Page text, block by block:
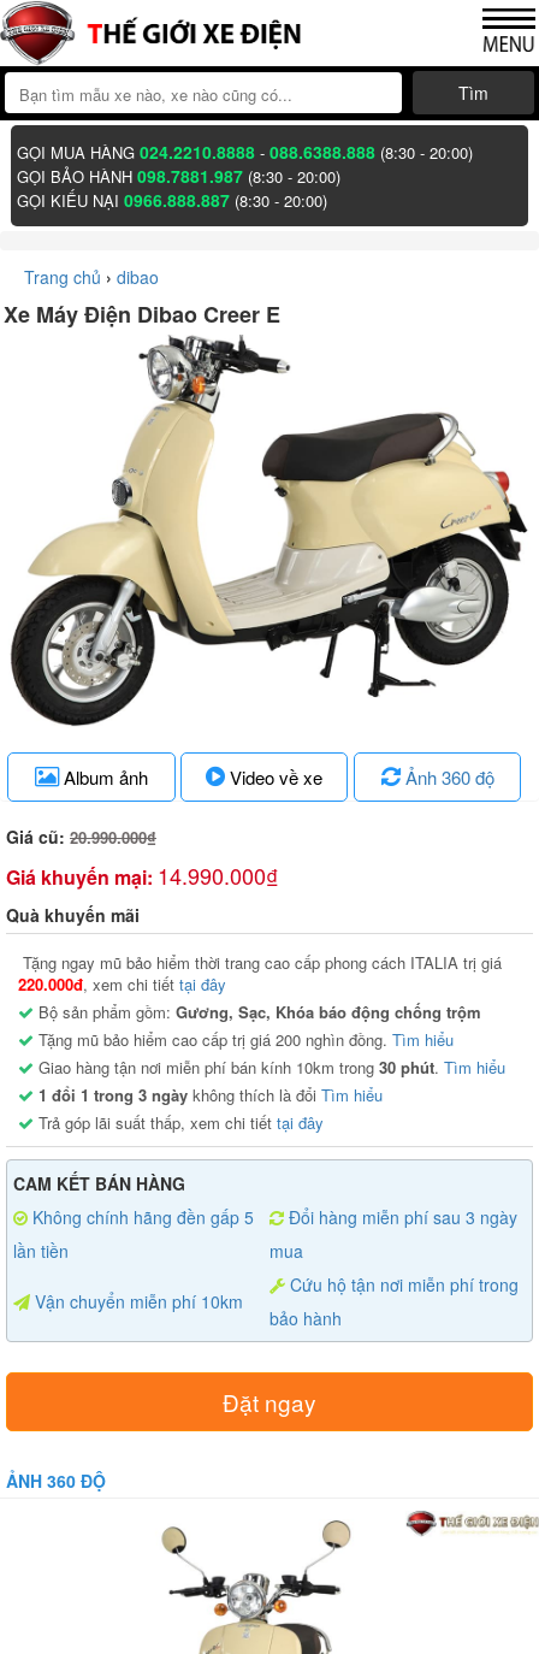
Tìm
GỌI MUA HÀNG024.2210.8888 -088.6388.888 (8:30 - 20:00)
GỌI BẢO HÀNH098.7881.987 (8:30 - 20:00)
GỌI KIẾU NẠI0966.888.887 (8:30 - 20:00)
Trang chủ › dibao
Xe Máy Điện Dibao Creer E
Album ảnh Video về xe Ảnh 360 độ
Giá cũ: 20.990.000₫
Giá khuyến mại: 14.990.000₫
Quà khuyến mãi
Tặng ngay mũ bảo hiểm thời trang cao cấp phong cách ITALIA trị giá
220.000đ, xem chi tiết tại đây
Bộ sản phẩm gồm: Gương, Sạc, Khóa báo động chống trộm
Tặng mũ bảo hiểm cao cấp trị giá 200 nghìn đồng. Tìm hiểu
Giao hàng tận nơi miễn phí bán kính 10km trong 30 phút. Tìm hiểu
1 đổi 1 trong 3 ngày không thích là đổi Tìm hiểu
Trả góp lãi suất thấp, xem chi tiết tại đây
CAM KẾT BÁN HÀNG
Không chính hãng đền gấp 5
lần tiền
Đổi hàng miễn phí sau 3 ngày
mua
Vận chuyển miễn phí 10km
Cứu hộ tận nơi miễn phí trong
bảo hành
Đặt ngay
ẢNH 360 ĐỘ